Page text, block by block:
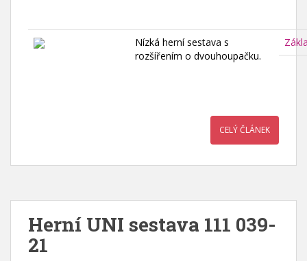
Nízká herní sestava s
rozšířením o dvouhoupačku.
CELÝ ČLÁNEK
Herní UNI sestava 111 039-
21